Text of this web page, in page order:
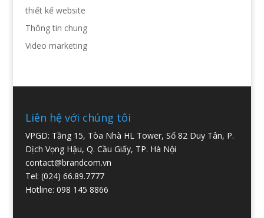
thiết kế website
Thông tin chung
Video marketing
Liên hệ với chúng tôi
VPGD: Tầng 15, Tòa Nhà HL Tower, Số 82 Duy Tân, P.
Dịch Vọng Hậu, Q. Cầu Giấy, TP. Hà Nội
contact@brandcom.vn
Tel: (024) 66.89.7777
Hotline: 098 145 8866